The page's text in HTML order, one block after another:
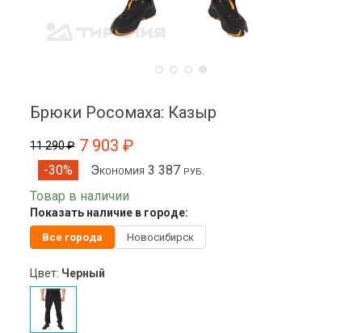
Брюки Росомаха: Казыр
11 290 ₽ 7 903 ₽
-30%
Экономия 3 387 руб.
Товар в наличии
Показать наличие в городе:
Все города Новосибирск
Цвет: Черный